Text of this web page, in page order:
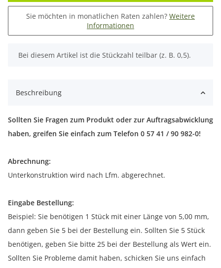
Sie möchten in monatlichen Raten zahlen? Weitere
Informationen
x
Bei diesem Artikel ist die Stückzahl teilbar (z. B. 0,5).
Beschreibung
Sollten Sie Fragen zum Produkt oder zur Auftragsabwicklung
haben, greifen Sie einfach zum Telefon 0 57 41 / 90 982-0!
Abrechnung:
Unterkonstruktion wird nach Lfm. abgerechnet.
Eingabe Bestellung:
Beispiel: Sie benötigen 1 Stück mit einer Länge von 5,00 mm,
dann geben Sie 5 bei der Bestellung ein. Sollten Sie 5 Stück
benötigen, geben Sie bitte 25 bei der Bestellung als Wert ein.
Sollten Sie Probleme damit haben, schicken Sie uns einfach